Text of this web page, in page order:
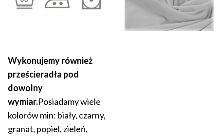
Wykonujemy również
prześcieradła pod
dowolny
wymiar.Posiadamy wiele
kolorów min: biały, czarny,
granat, popiel, zieleń,